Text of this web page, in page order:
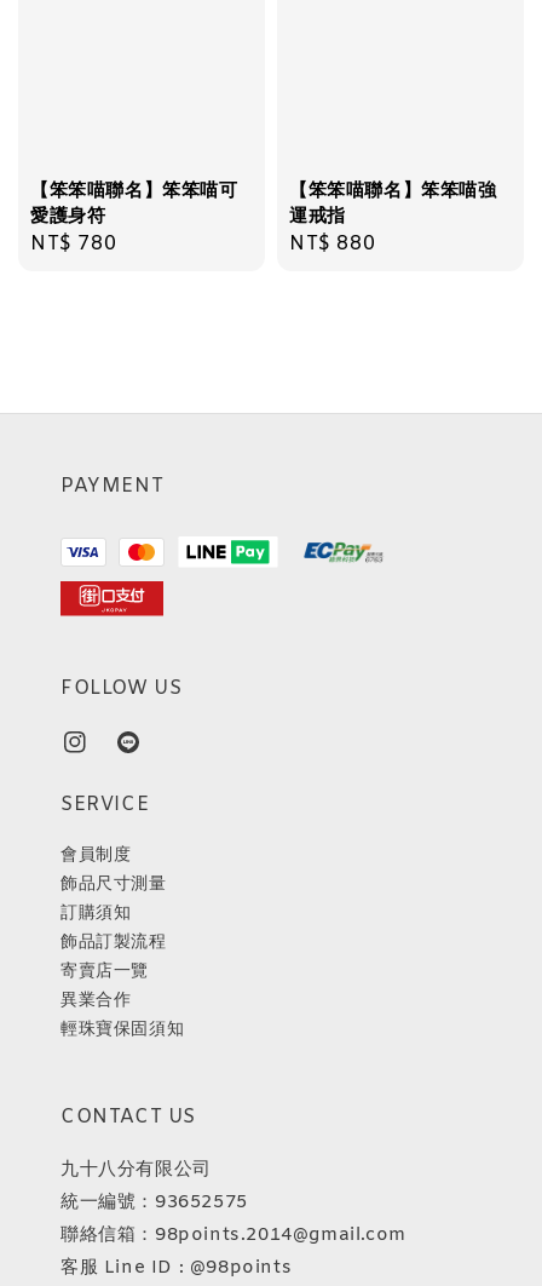
【笨笨喵聯名】笨笨喵可
愛護身符
Regular
NT$ 780
【笨笨喵聯名】笨笨喵強
運戒指
Regular
NT$ 880
PAYMENT
FOLLOW US
SERVICE
會員制度
飾品尺寸測量
訂購須知
飾品訂製流程
寄賣店一覽
異業合作
輕珠寶保固須知
CONTACT US
九十八分有限公司
統一編號：93652575
聯絡信箱：98points.2014@gmail.com
客服 Line ID : @98points